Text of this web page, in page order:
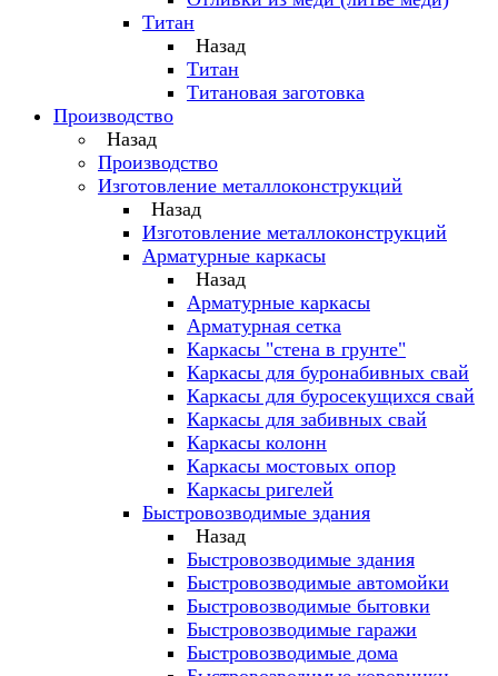
Титан
Назад
Титан
Титановая заготовка
Производство
Назад
Производство
Изготовление металлоконструкций
Назад
Изготовление металлоконструкций
Арматурные каркасы
Назад
Арматурные каркасы
Арматурная сетка
Каркасы "стена в грунте"
Каркасы для буронабивных свай
Каркасы для буросекущихся свай
Каркасы для забивных свай
Каркасы колонн
Каркасы мостовых опор
Каркасы ригелей
Быстровозводимые здания
Назад
Быстровозводимые здания
Быстровозводимые автомойки
Быстровозводимые бытовки
Быстровозводимые гаражи
Быстровозводимые дома